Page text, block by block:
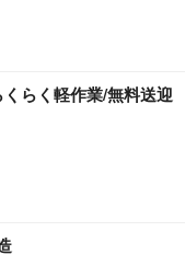
らく軽作業/無料送迎